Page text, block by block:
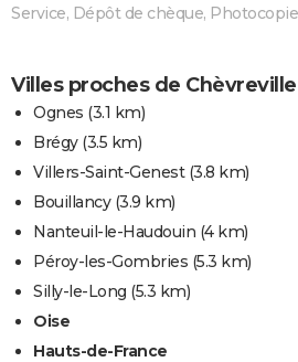
Service, Dépôt de chèque, Photocopie
Villes proches de Chèvreville
Ognes (3.1 km)
Brégy(3.5 km)
Villers-Saint-Genest(3.8 km)
Bouillancy(3.9 km)
Nanteuil-le-Haudouin (4 km)
Péroy-les-Gombries (5.3 km)
Silly-le-Long (5.3 km)
Oise
Hauts-de-France